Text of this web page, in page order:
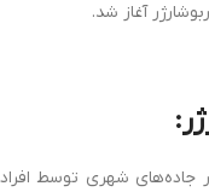
جاده‌های شهری توسط افراد